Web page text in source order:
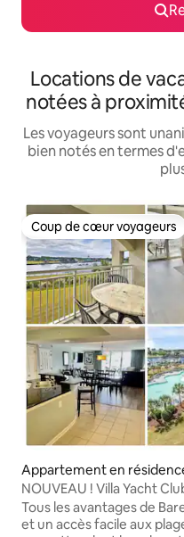
Locations de
notées à
Les voyageurs sont
bien notés en termes
Coup de cœur voyageurs
Coup de cœur voyageurs
Appartement en
North Myrtle Beach
NOUVEAU ! Villa Yacht
Resort près de la plage !
Tous les avantages de
et un accès facile aux